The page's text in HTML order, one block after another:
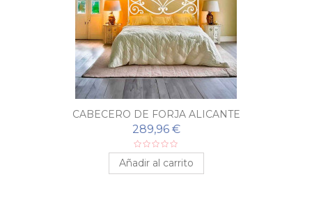
CABECERO DE FORJA ALICANTE
289,96 €
Añadir al carrito